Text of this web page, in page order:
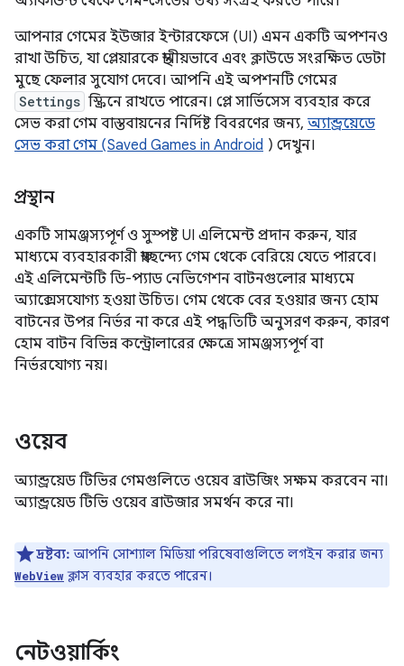
আপনার গেমের ইউজার ইন্টারফেসে (UI) এমন একটি অপশনও
রাখা উচিত, যা প্লেয়ারকে স্থানীয়ভাবে এবং ক্লাউডে সংরক্ষিত ডেটা
মুছে ফেলার সুযোগ দেবে। আপনি এই অপশনটি গেমের
Settings স্ক্রিনে রাখতে পারেন। প্লে সার্ভিসেস ব্যবহার করে
সেভ করা গেম বাস্তবায়নের নির্দিষ্ট বিবরণের জন্য, অ্যান্ড্রয়েডে
সেভ করা গেম (Saved Games in Android ) দেখুন।
প্রস্থান
একটি সামঞ্জস্যপূর্ণ ও সুস্পষ্ট UI এলিমেন্ট প্রদান করুন, যার
মাধ্যমে ব্যবহারকারী স্বাচ্ছন্দ্যে গেম থেকে বেরিয়ে যেতে পারবে।
এই এলিমেন্টটি ডি-প্যাড নেভিগেশন বাটনগুলোর মাধ্যমে
অ্যাক্সেসযোগ্য হওয়া উচিত। গেম থেকে বের হওয়ার জন্য হোম
বাটনের উপর নির্ভর না করে এই পদ্ধতিটি অনুসরণ করুন, কারণ
হোম বাটন বিভিন্ন কন্ট্রোলারের ক্ষেত্রে সামঞ্জস্যপূর্ণ বা
নির্ভরযোগ্য নয়।
ওয়েব
অ্যান্ড্রয়েড টিভির গেমগুলিতে ওয়েব ব্রাউজিং সক্ষম করবেন না।
অ্যান্ড্রয়েড টিভি ওয়েব ব্রাউজার সমর্থন করে না।
দ্রষ্টব্য: আপনি সোশ্যাল মিডিয়া পরিষেবাগুলিতে লগইন করার জন্য
WebViewক্লাস ব্যবহার করতে পারেন।
নেটওয়ার্কিং